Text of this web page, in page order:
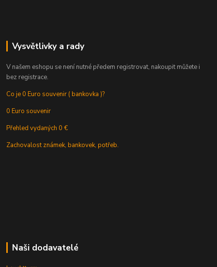
Vysvětlivky a rady
V našem eshopu se není nutné předem registrovat, nakoupit můžete i
bez registrace.
Co je 0 Euro souvenir ( bankovka )?
0 Euro souvenir
Přehled vydaných 0 €
Zachovalost známek, bankovek, potřeb.
Naši dodavatelé